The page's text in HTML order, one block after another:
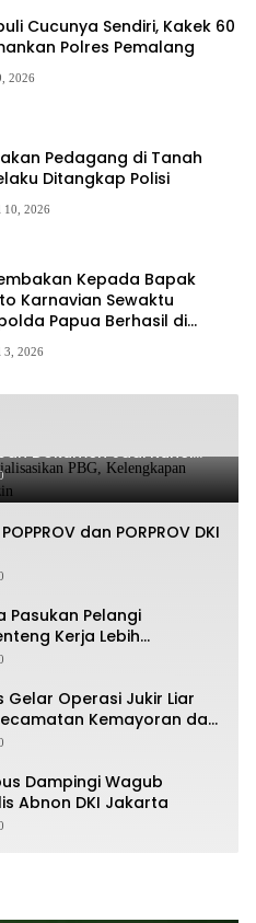
Cucunya Sendiri, Kakek 60
Polres Pemalang
2026
Pedagang di Tanah
Ditangkap Polisi
10, 2026
Kepada Bapak
Karnavian Sewaktu
Papua Berhasil di
Ops Damai Cartenz
3, 2026
Barat Sosialisasikan
Dokumen Jadi Kunci
dan PORPROV DKI
Pasukan Pelangi
Kerja Lebih
Gelar Operasi Jukir Liar
Kemayoran dan
Dampingi Wagub
Abnon DKI Jakarta